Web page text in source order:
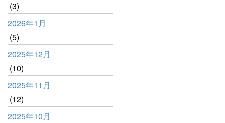
(3)
2026年1月
(5)
2025年12月
(10)
2025年11月
(12)
2025年10月